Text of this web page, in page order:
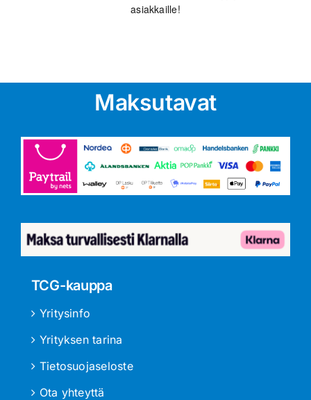
asiakkaille!
Maksutavat
TCG-kauppa
Yritysinfo
Yrityksen tarina
Tietosuojaseloste
Ota yhteyttä